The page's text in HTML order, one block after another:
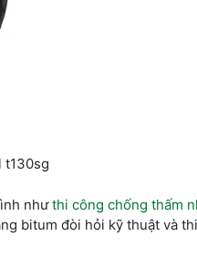
t130sg
nhưthi công chống thấm
bitum đòi hỏi kỹ thuật và